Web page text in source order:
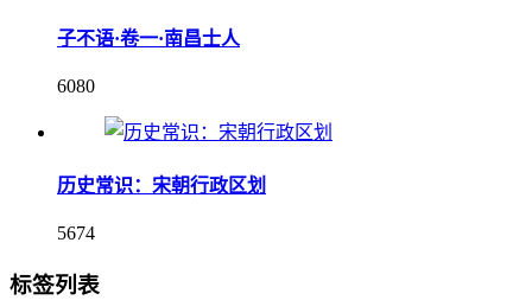
子不语·卷一·南昌士人
6080
历史常识：宋朝行政区划
5674
标签列表